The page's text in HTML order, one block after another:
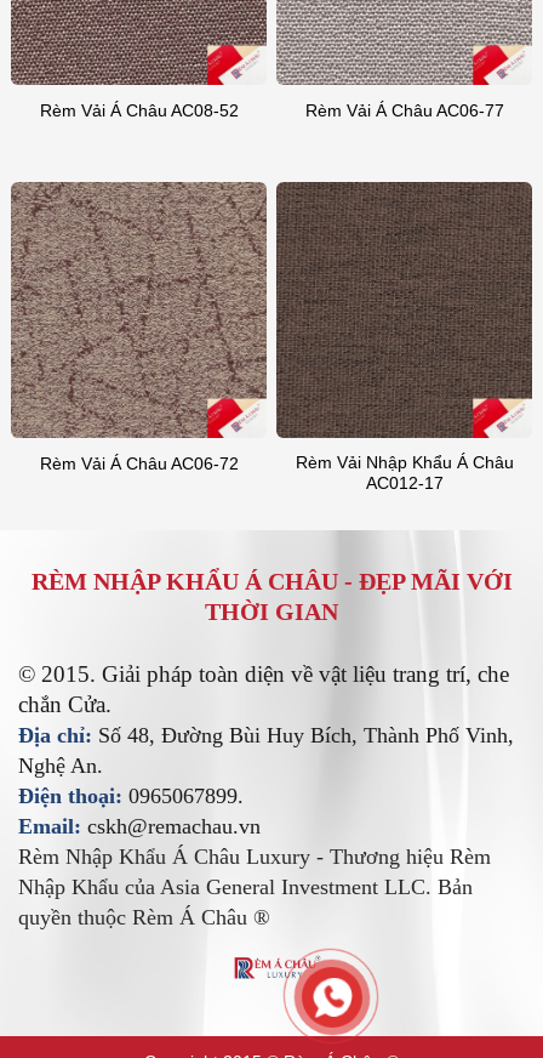
Rèm Vải Á Châu AC08-52 Rèm Vải Á Châu AC06-77
Rèm Vải Á Châu AC06-72
Rèm Vải Nhập Khẩu Á Châu
AC012-17
RÈM NHẬP KHẨU Á CHÂU - ĐẸP MÃI VỚI
THỜI GIAN
© 2015. Giải pháp toàn diện về vật liệu trang trí, che
chắn Cửa.
Địa chỉ: Số 48, Đường Bùi Huy Bích, Thành Phố Vinh,
Nghệ An.
Điện thoại: 0965067899.
Email: cskh@remachau.vn
Rèm Nhập Khẩu Á Châu Luxury - Thương hiệu Rèm
Nhập Khẩu của Asia General Investment LLC. Bản
quyền thuộc Rèm Á Châu ®